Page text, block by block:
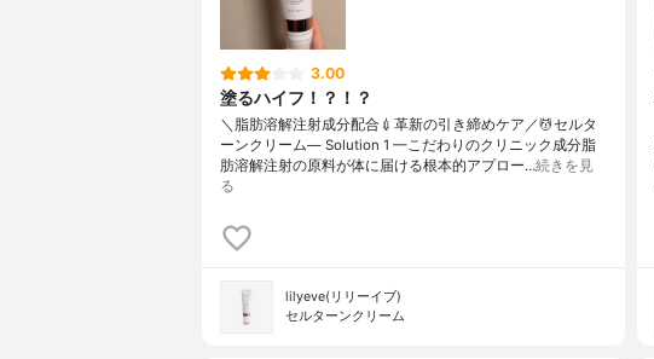
3.00
塗るハイフ！？！？
＼脂肪溶解注射成分配合💉革新の引き締めケア／💆セルタ
ーンクリーム— Solution 1 —こだわりのクリニック成分脂
肪溶解注射の原料が体に届ける根本的アプロー…続きを見
る
lilyeve(リリーイブ)
セルターンクリーム